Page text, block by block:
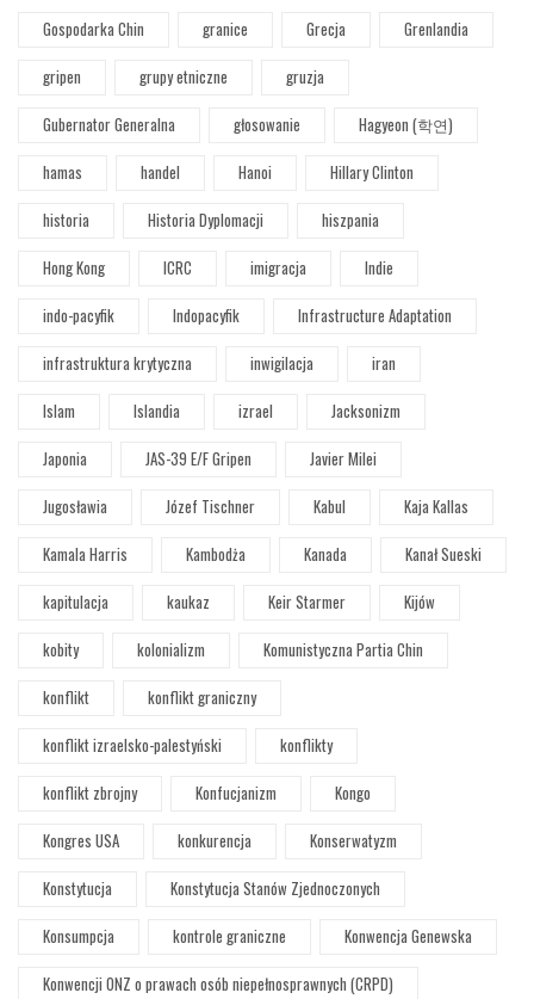
Gospodarka Chin
granice Grecja
Grenlandia
gripen
grupy etniczne
gruzja
Gubernator Generalna
głosowanie
Hagyeon (학연)
hamas
handel Hanoi
Hillary Clinton
historia
Historia Dyplomacji
hiszpania
Hong Kong
ICRC imigracja
Indie
indo-pacyfik
Indopacyfik
Infrastructure Adaptation
infrastruktura krytyczna
inwigilacja
iran
Islam
Islandia izrael
Jacksonizm
Japonia
JAS-39 E/F Gripen
Javier Milei
Jugosławia
Józef Tischner Kabul
Kaja Kallas
Kamala Harris
Kambodża Kanada
Kanał Sueski
kapitulacja
kaukaz Keir Starmer
Kijów
kobity
kolonializm
Komunistyczna Partia Chin
konflikt
konflikt graniczny
konflikt izraelsko-palestyński
konflikty
konflikt zbrojny
Konfucjanizm
Kongo
Kongres USA
konkurencja
Konserwatyzm
Konstytucja
Konstytucja Stanów Zjednoczonych
Konsumpcja
kontrole graniczne
Konwencja Genewska
Konwencji ONZ o prawach osób niepełnosprawnych (CRPD)